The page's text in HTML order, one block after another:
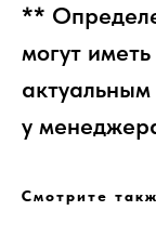
**
могут
у
Смотрите